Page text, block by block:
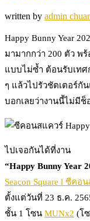
written by admin
Happy Bunny Year
มามากกว่า 200 ตัว พ
แบบไม่ซ้ำ ต้อนรับเทศ
ๆ แล้วไปรัวชัตเตอร์กั
บอกเลยว่างานนี้ไม่มี
ไปเจอกันได้ที่งาน
“Happy Bunny Year
Seacon Square l ซีคอ
ตั้งแต่วันที่ 23 ธ.ค.
ชั้น 1 โซน MUNx2 (โ